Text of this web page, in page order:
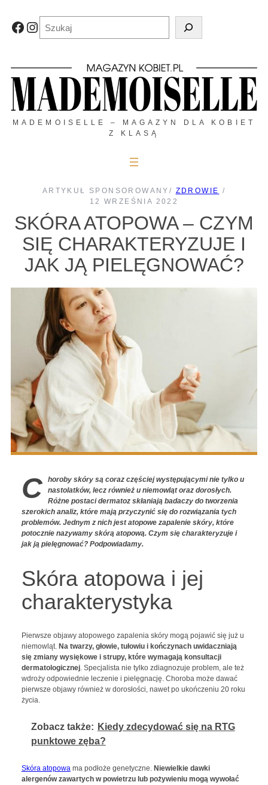
treściFacebook
Instagram
MADEMOISELLE – MAGAZYN DLA KOBIET
Z KLASĄ
ARTYKUŁ SPONSOROWANY / ZDROWIE /
12 WRZEŚNIA 2022
SKÓRA ATOPOWA – CZYM
SIĘ CHARAKTERYZUJE I
JAK JĄ PIELĘGNOWAĆ?
C
horoby skóry są coraz częściej występującymi nie tylko u
nastolatków, lecz również u niemowląt oraz dorosłych.
Różne postaci dermatoz skłaniają badaczy do tworzenia
szerokich analiz, które mają przyczynić się do rozwiązania tych
problemów. Jednym z nich jest atopowe zapalenie skóry, które
potocznie nazywamy skórą atopową. Czym się charakteryzuje i
jak ją pielęgnować? Podpowiadamy.
Skóra atopowa i jej
charakterystyka
Pierwsze objawy atopowego zapalenia skóry mogą pojawić się już u
niemowląt. Na twarzy, głowie, tułowiu i kończynach uwidaczniają
się zmiany wysiękowe i strupy, które wymagają konsultacji
dermatologicznej. Specjalista nie tylko zdiagnozuje problem, ale też
wdroży odpowiednie leczenie i pielęgnację. Choroba może dawać
pierwsze objawy również w dorosłości, nawet po ukończeniu 20 roku
życia.
Zobacz także: Kiedy zdecydować się na RTG
punktowe zęba?
Skóra atopowama podłoże genetyczne. Niewielkie dawki
alergenów zawartych w powietrzu lub pożywieniu mogą wywołać